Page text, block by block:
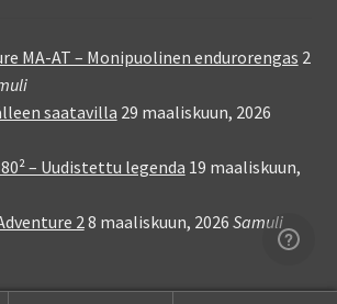
MA-AT – Monipuolinen endurorengas 2
saatavilla 29 maaliskuun, 2026
– Uudistettu legenda 19 maaliskuun,
28 maaliskuun, 2026 Samuli